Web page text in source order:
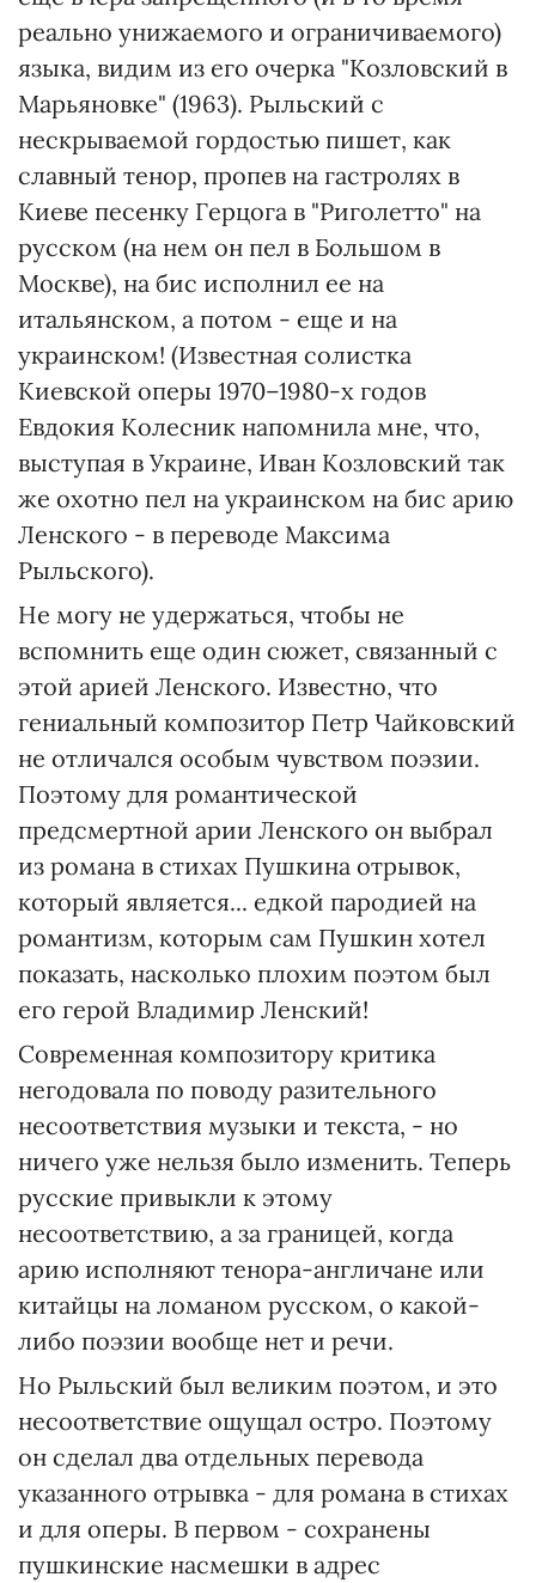
реально унижаемого и ограничиваемого)
языка, видим из его очерка "Козловский в
Марьяновке" (1963). Рыльский с
нескрываемой гордостью пишет, как
славный тенор, пропев на гастролях в
Киеве песенку Герцога в "Риголетто" на
русском (на нем он пел в Большом в
Москве), на бис исполнил ее на
итальянском, а потом - еще и на
украинском! (Известная солистка
Киевской оперы 1970–1980-х годов
Евдокия Колесник напомнила мне, что,
выступая в Украине, Иван Козловский так
же охотно пел на украинском на бис арию
Ленского - в переводе Максима
Рыльского).
Не могу не удержаться, чтобы не
вспомнить еще один сюжет, связанный с
этой арией Ленского. Известно, что
гениальный композитор Петр Чайковский
не отличался особым чувством поэзии.
Поэтому для романтической
предсмертной арии Ленского он выбрал
из романа в стихах Пушкина отрывок,
который является... едкой пародией на
романтизм, которым сам Пушкин хотел
показать, насколько плохим поэтом был
его герой Владимир Ленский!
Современная композитору критика
негодовала по поводу разительного
несоответствия музыки и текста, - но
ничего уже нельзя было изменить. Теперь
русские привыкли к этому
несоответствию, а за границей, когда
арию исполняют тенора-англичане или
китайцы на ломаном русском, о какой-
либо поэзии вообще нет и речи.
Но Рыльский был великим поэтом, и это
несоответствие ощущал остро. Поэтому
он сделал два отдельных перевода
указанного отрывка - для романа в стихах
и для оперы. В первом - сохранены
пушкинские насмешки в адрес